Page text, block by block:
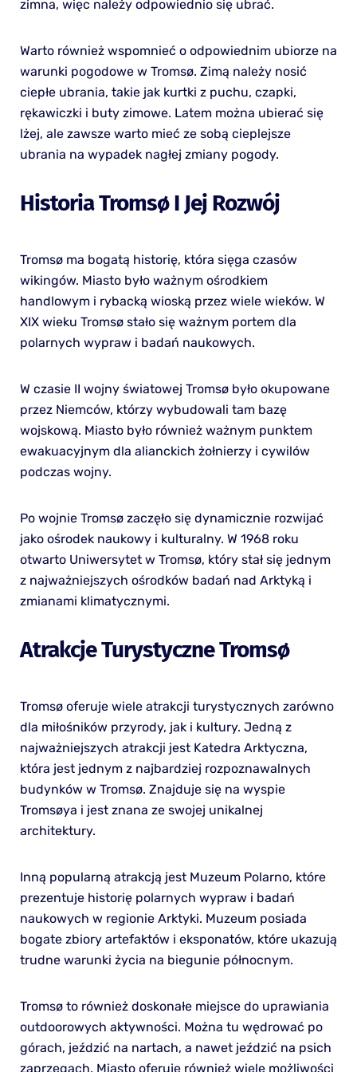
zimna, więc należy odpowiednio się ubrać.
Warto również wspomnieć o odpowiednim ubiorze na
warunki pogodowe w Tromsø. Zimą należy nosić
ciepłe ubrania, takie jak kurtki z puchu, czapki,
rękawiczki i buty zimowe. Latem można ubierać się
lżej, ale zawsze warto mieć ze sobą cieplejsze
ubrania na wypadek nagłej zmiany pogody.
Historia Tromsø I Jej Rozwój
Tromsø ma bogatą historię, która sięga czasów
wikingów. Miasto było ważnym ośrodkiem
handlowym i rybacką wioską przez wiele wieków. W
XIX wieku Tromsø stało się ważnym portem dla
polarnych wypraw i badań naukowych.
W czasie II wojny światowej Tromsø było okupowane
przez Niemców, którzy wybudowali tam bazę
wojskową. Miasto było również ważnym punktem
ewakuacyjnym dla alianckich żołnierzy i cywilów
podczas wojny.
Po wojnie Tromsø zaczęło się dynamicznie rozwijać
jako ośrodek naukowy i kulturalny. W 1968 roku
otwarto Uniwersytet w Tromsø, który stał się jednym
z najważniejszych ośrodków badań nad Arktyką i
zmianami klimatycznymi.
Atrakcje Turystyczne Tromsø
Tromsø oferuje wiele atrakcji turystycznych zarówno
dla miłośników przyrody, jak i kultury. Jedną z
najważniejszych atrakcji jest Katedra Arktyczna,
która jest jednym z najbardziej rozpoznawalnych
budynków w Tromsø. Znajduje się na wyspie
Tromsøya i jest znana ze swojej unikalnej
architektury.
Inną popularną atrakcją jest Muzeum Polarno, które
prezentuje historię polarnych wypraw i badań
naukowych w regionie Arktyki. Muzeum posiada
bogate zbiory artefaktów i eksponatów, które ukazują
trudne warunki życia na biegunie północnym.
Tromsø to również doskonałe miejsce do uprawiania
outdoorowych aktywności. Można tu wędrować po
górach, jeździć na nartach, a nawet jeździć na psich
zaprzęgach. Miasto oferuje również wiele możliwości